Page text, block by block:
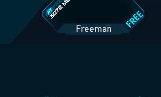
FREE
Freeman